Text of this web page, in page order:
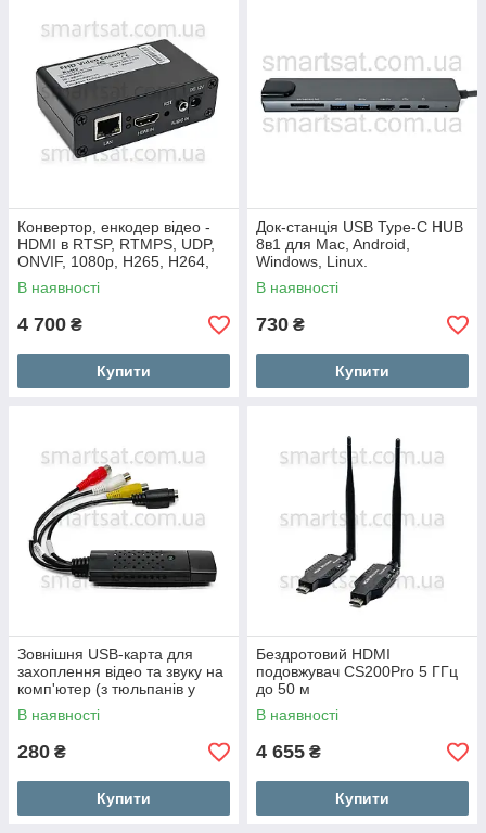
Конвертор, енкодер відео -
HDMI в RTSP, RTMPS, UDP,
ONVIF, 1080p, H265, H264,
IPTV.(BM1000H та аналог)
В наявності
4 700 ₴
Купити
Док-станцiя USB Type-C HUB
8в1 для Mac, Android,
Windows, Linux.
В наявності
730 ₴
Купити
Зовнішня USB-карта для
захоплення відео та звуку на
комп'ютер (з тюльпанів у
USB)
В наявності
280 ₴
Купити
Бездротовий HDMI
подовжувач CS200Pro 5 ГГц
до 50 м
В наявності
4 655 ₴
Купити